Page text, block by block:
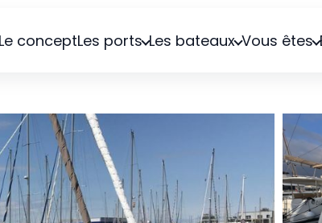
Le conceptLes ports Les bateaux Vous êtes